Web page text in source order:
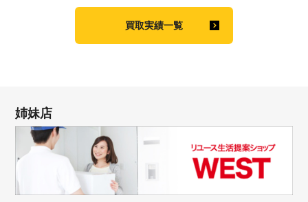
買取実績一覧
姉妹店